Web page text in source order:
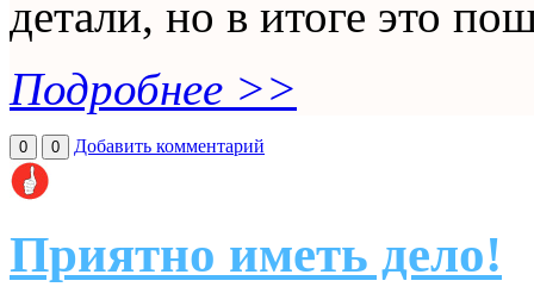
детали, но в итоге это
Подробнее >>
0 0 Добавить комментарий
Приятно иметь дело!